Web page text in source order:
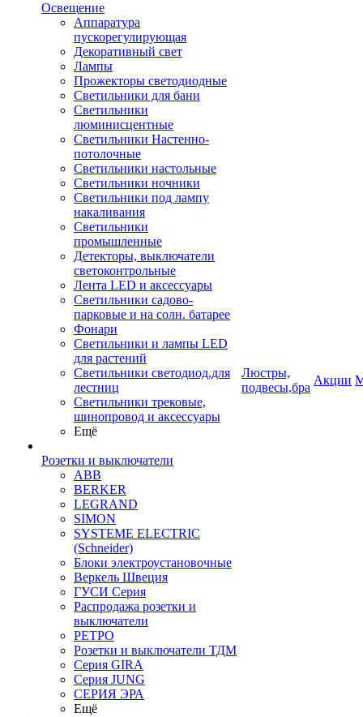
Освещение
Аппаратура
пускорегулирующая
Декоративный свет
Лампы
Прожекторы светодиодные
Светильники для бани
Светильники
люминисцентные
Светильники Настенно-
потолочные
Светильники настольные
Светильники ночники
Светильники под лампу
накаливания
Светильники
промышленные
Детекторы, выключатели
светоконтрольные
Лента LED и аксессуары
Светильники садово-
парковые и на солн. батарее
Фонари
Светильники и лампы LED
для растений
Светильники светодиод.для
лестниц
Светильники трековые,
шинопровод и аксессуары
Ещё
Розетки и выключатели
ABB
BERKER
LEGRAND
SIMON
SYSTEME ELECTRIC
(Schneider)
Блоки электроустановочные
Веркель Швеция
ГУСИ Серия
Распродажа розетки и
выключатели
РЕТРО
Розетки и выключатели ТДМ
Серия GIRA
Серия JUNG
СЕРИЯ ЭРА
Ещё
Люстры,
подвесы,бра
Акции